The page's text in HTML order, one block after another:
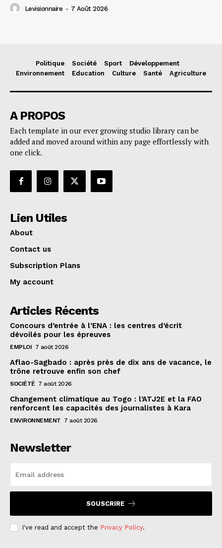
Levisionnaire - 7 Août 2026
Politique Société Sport
Développement
Environnement
Education Culture Santé Agriculture
A PROPOS
Each template in our ever growing studio library can be
added and moved around within any page effortlessly with
one click.
Lien Utiles
About
Contact us
Subscription Plans
My account
Articles Récents
Concours d’entrée à l’ENA : les centres d’écrit
dévoilés pour les épreuves
EMPLOI 7 août 2026
Aflao-Sagbado : après près de dix ans de vacance, le
trône retrouve enfin son chef
SOCIÉTÉ 7 août 2026
Changement climatique au Togo : l’ATJ2E et la FAO
renforcent les capacités des journalistes à Kara
ENVIRONNEMENT 7 août 2026
Newsletter
SOUSCRIRE
I've read and accept the Privacy Policy.